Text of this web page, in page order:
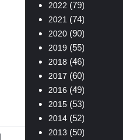
2022 (79)
2021 (74)
2020(90)
2019 (55)
2018 (46)
2017 (60)
2016 (49)
2015(53)
2014(52)
2013 (50)